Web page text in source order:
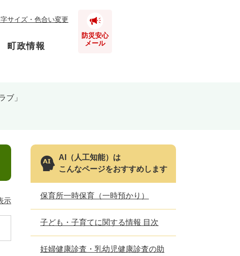
防災安心
メール
サイズ・色合い変更
画
とじる
とじる
町政情報
とじる
ブ」
示
AI（人工知能）は
こんなページをおすすめします
保育所一時保育（一時預かり）
子ども・子育てに関する情報 目次
妊婦健康診査・乳幼児健康診査の助